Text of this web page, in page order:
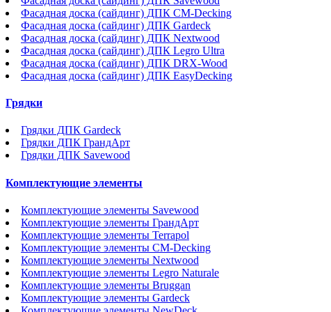
Фасадная доска (сайдинг) ДПК CM-Decking
Фасадная доска (сайдинг) ДПК Gardeck
Фасадная доска (сайдинг) ДПК Nextwood
Фасадная доска (сайдинг) ДПК Legro Ultra
Фасадная доска (сайдинг) ДПК DRX-Wood
Фасадная доска (сайдинг) ДПК EasyDecking
Грядки
Грядки ДПК Gardeck
Грядки ДПК ГрандАрт
Грядки ДПК Savewood
Комплектующие элементы
Комплектующие элементы Savewood
Комплектующие элементы ГрандАрт
Комплектующие элементы Terrapol
Комплектующие элементы CM-Decking
Комплектующие элементы Nextwood
Комплектующие элементы Legro Naturale
Комплектующие элементы Bruggan
Комплектующие элементы Gardeck